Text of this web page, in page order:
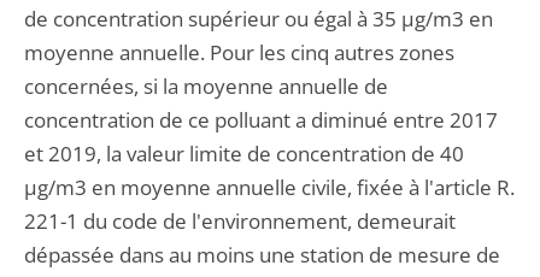
de concentration supérieur ou égal à 35 µg/m3 en
moyenne annuelle. Pour les cinq autres zones
concernées, si la moyenne annuelle de
concentration de ce polluant a diminué entre 2017
et 2019, la valeur limite de concentration de 40
µg/m3 en moyenne annuelle civile, fixée à l'article R.
221-1 du code de l'environnement, demeurait
dépassée dans au moins une station de mesure de